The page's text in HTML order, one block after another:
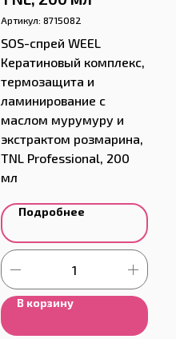
Артикул: 8715082
SOS-спрей WEEL
Кератиновый комплекс,
термозащита и
ламинирование с
маслом мурумуру и
экстрактом розмарина,
TNL Professional, 200
мл
Подробнее
В корзину